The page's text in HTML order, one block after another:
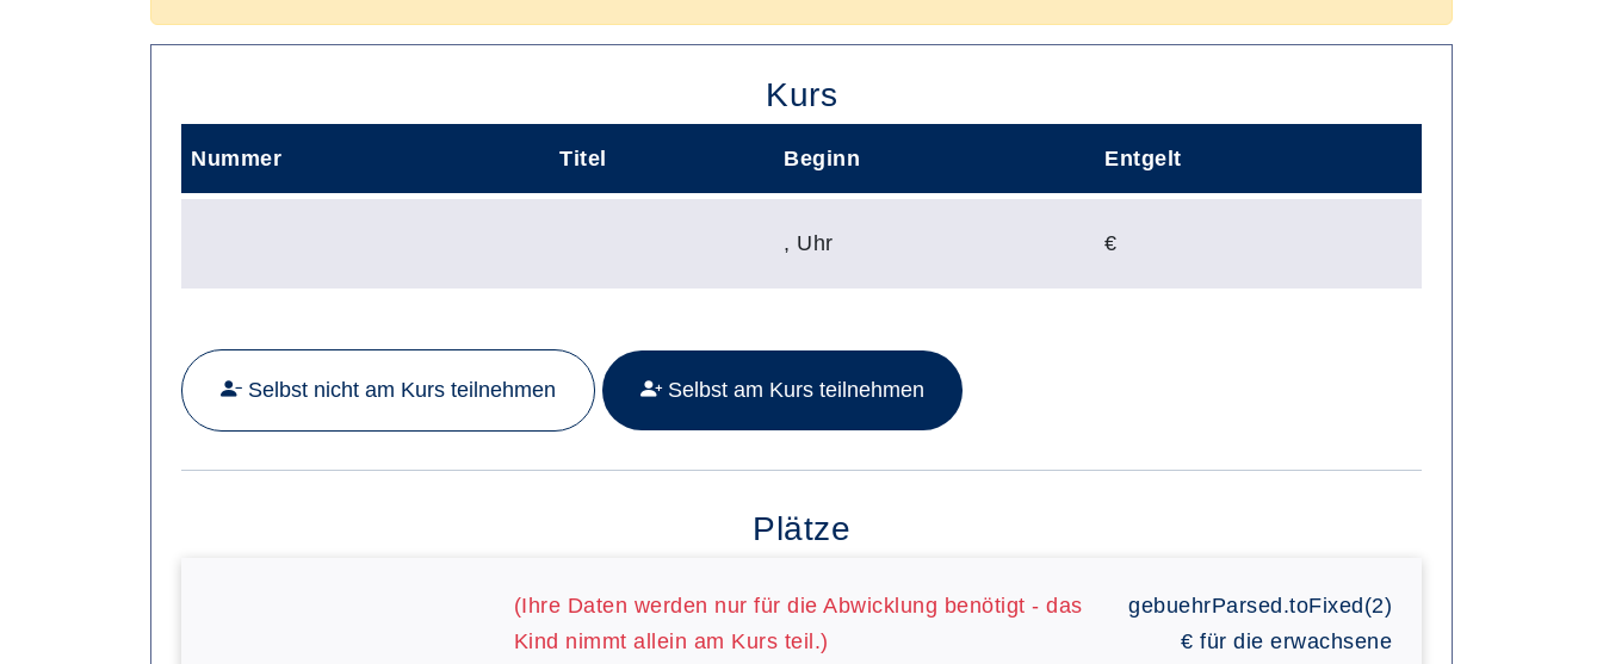
Kurs
Nummer Titel Beginn Entgelt
Mehr Details zu folgendem Kurs aufrufen:
, Uhr €
Selbst nicht am Kurs teilnehmen Selbst am Kurs teilnehmen
Plätze
(Ihre Daten werden nur für die Abwicklung benötigt - das
Kind nimmt allein am Kurs teil.)
gebuehrParsed.toFixed(2)
€ für die erwachsene